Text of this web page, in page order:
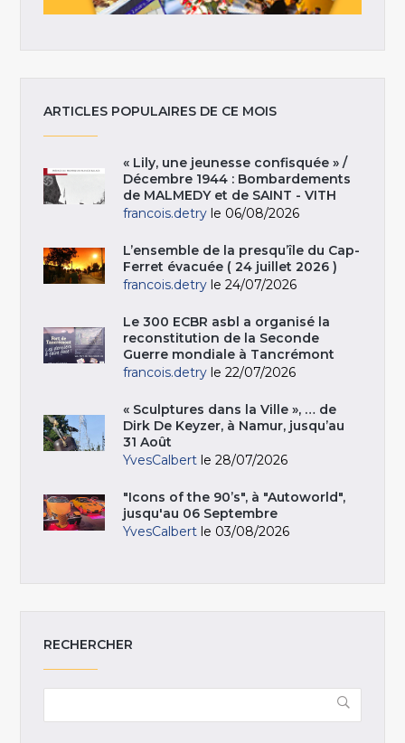
ARTICLES POPULAIRES DE CE MOIS
« Lily, une jeunesse confisquée » /
Décembre 1944 : Bombardements
de MALMEDY et de SAINT - VITH
francois.detry le 06/08/2026
L’ensemble de la presqu’île du Cap-
Ferret évacuée ( 24 juillet 2026 )
francois.detry le 24/07/2026
Le 300 ECBR asbl a organisé la
reconstitution de la Seconde
Guerre mondiale à Tancrémont
francois.detry le 22/07/2026
« Sculptures dans la Ville », … de
Dirk De Keyzer, à Namur, jusqu’au
31 Août
YvesCalbert le 28/07/2026
"Icons of the 90’s", à "Autoworld",
jusqu'au 06 Septembre
YvesCalbert le 03/08/2026
RECHERCHER